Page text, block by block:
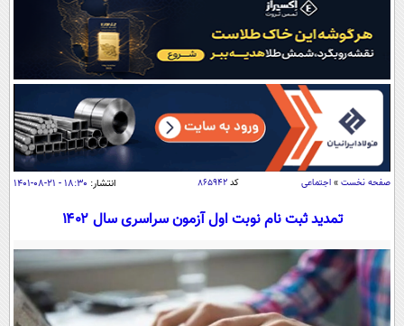
نظرسنجی
آب و هوا
اوقات شرعی
سواد زندگی
اقتصاد
اقتصادی
جامعه
حوادث
سلامت
بین الملل
سیاست خارجی
فرهنگ و هنر
صفحه نخست » اجتماعی کد۸۶۵۹۴۲ انتشار: ۱۸:۳۰ - ۲۱-۰۸-۱۴۰۱
تمدید ثبت نام نوبت اول آزمون‌ سراسری‌ سال‌ ۱۴۰۲